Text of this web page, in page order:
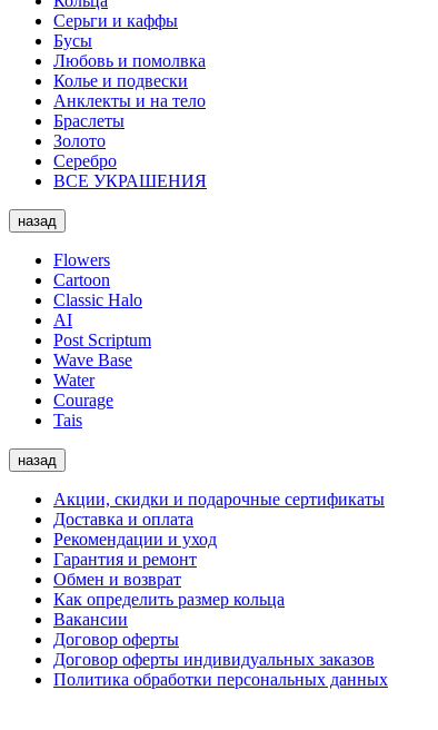
Серьги и каффы
Бусы
Любовь и помолвка
Колье и подвески
Анклекты и на тело
Браслеты
Золото
Серебро
ВСЕ УКРАШЕНИЯ
назад
Flowers
Cartoon
Classic Halo
AI
Post Scriptum
Wave Base
Water
Courage
Tais
назад
Акции, скидки и подарочные сертификаты
Доставка и оплата
Рекомендации и уход
Гарантия и ремонт
Обмен и возврат
Как определить размер кольца
Вакансии
Договор оферты
Договор оферты индивидуальных заказов
Политика обработки персональных данных